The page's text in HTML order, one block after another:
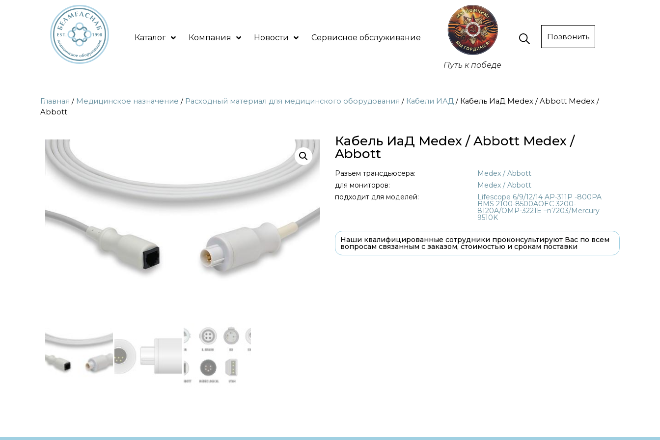
Каталог Компания Новости Сервисное обслуживание
Путь к победе
Позвонить
Главная / Медицинское назначение / Расходный материал для медицинского оборудования / Кабели ИАД / Кабель ИаД Medex / Abbott Medex /
Abbott
Кабель ИаД Medex / Abbott Medex /
Abbott
Разъем трансдьюсера:
Medex / Abbott
для мониторов:
Medex / Abbott
подходит для моделей:
Lifescope 6/9/12/14 AP-311P -800PA
BMS 2100-8500AOEC 3200-
8120A/OMP-3221E –n7203/Mercury
9510K
Наши квалифицированные сотрудники проконсультируют Вас по всем
вопросам связанным с заказом, стоимостью и срокам поставки